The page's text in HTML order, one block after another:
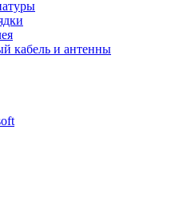
кабель и антенны